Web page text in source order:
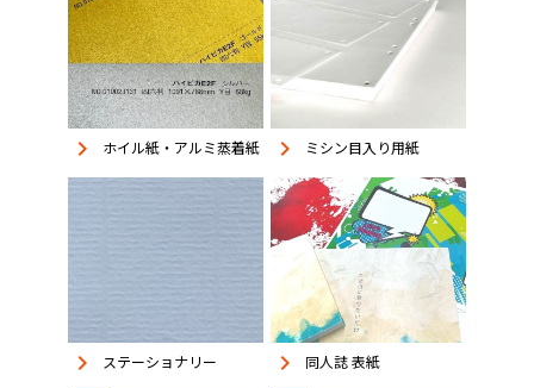
keyboard_arrow_right ホイル紙・アルミ蒸着紙 keyboard_arrow_right ミシン目入り用紙
keyboard_arrow_right ステーショナリー keyboard_arrow_right 同人誌 表紙